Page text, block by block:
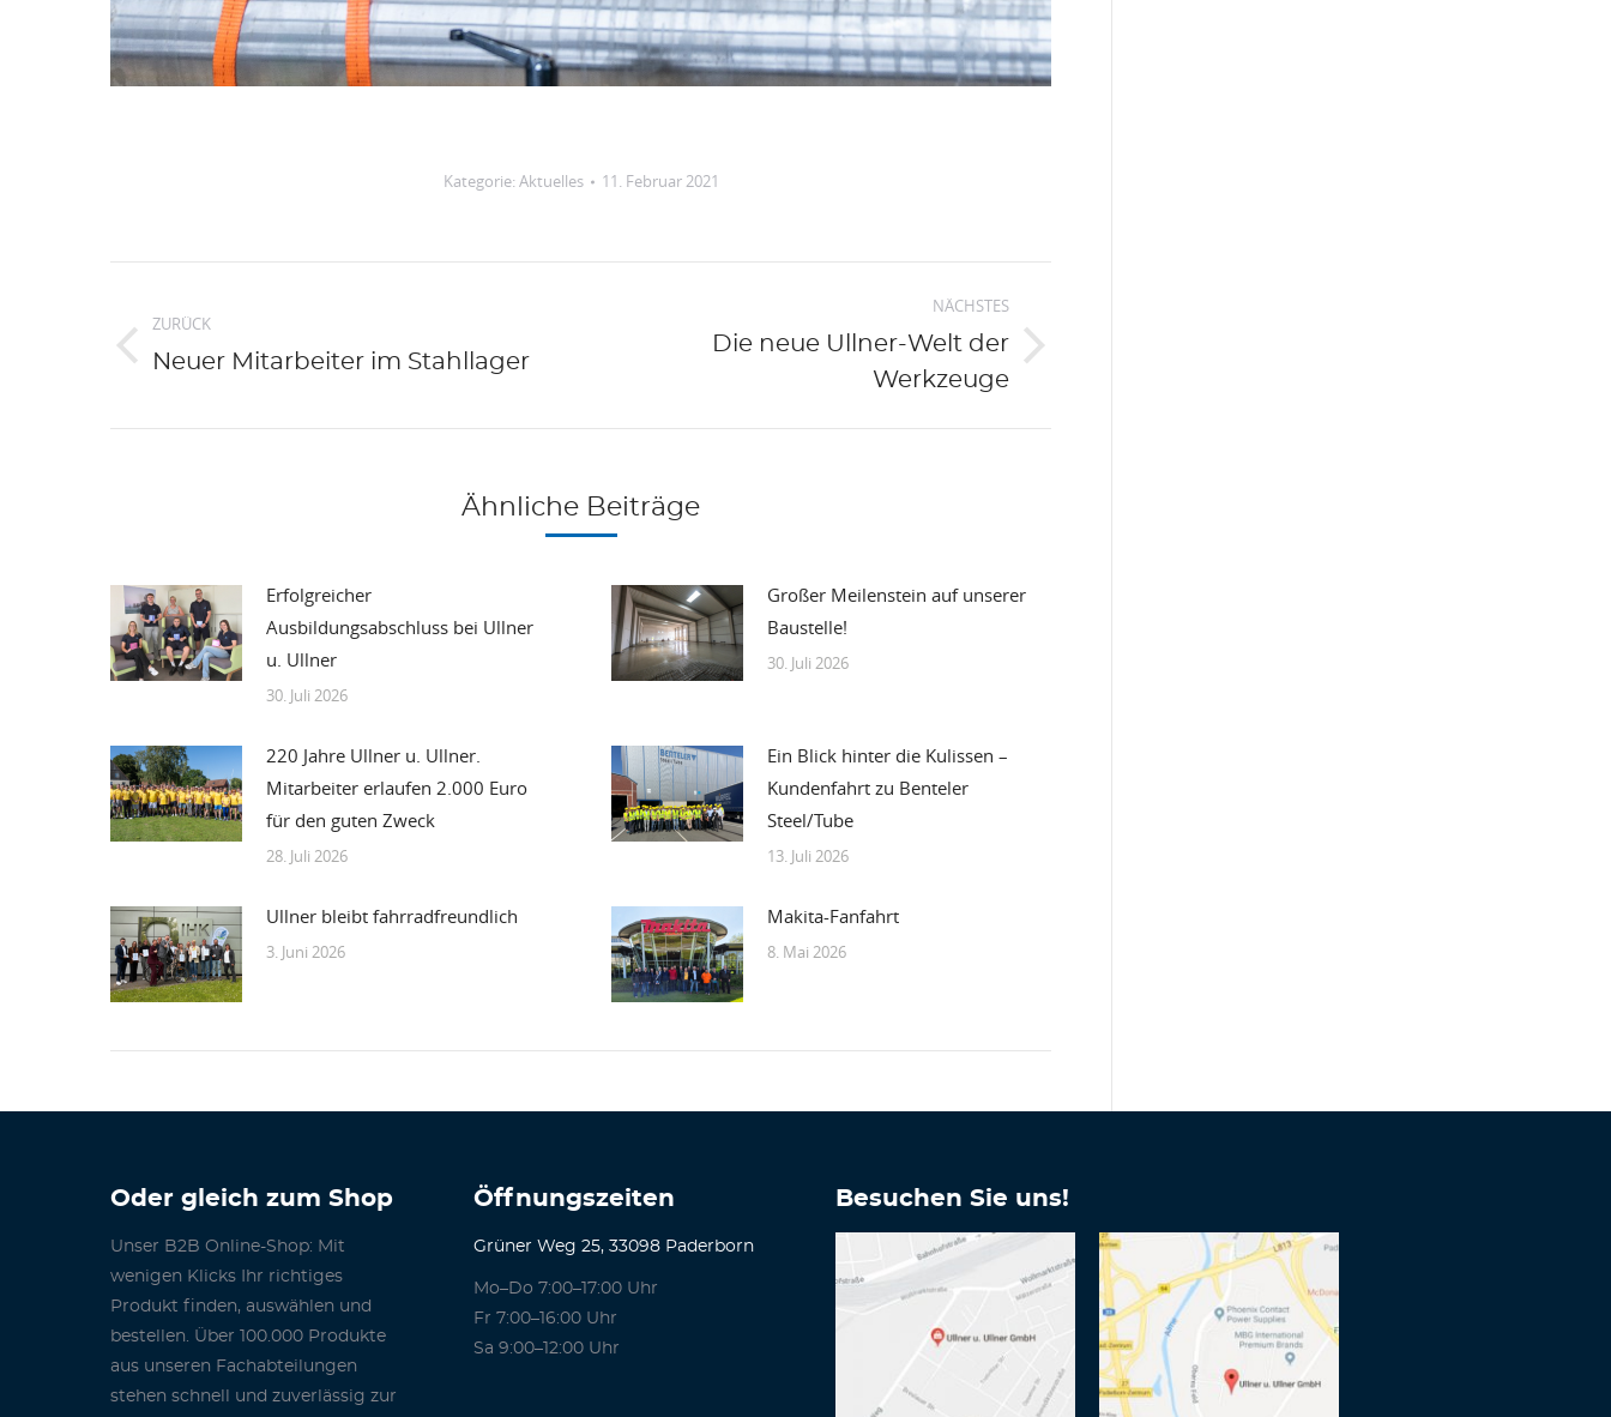
Kategorie:Aktuelles 11. Februar 2021
ZURÜCK
Vorheriger
Neuer Mitarbeiter im Stahllager
NÄCHSTES
Die neue Ullner-Welt der
Werkzeuge
Ähnliche Beiträge
Erfolgreicher
Ausbildungsabschluss bei Ullner
u. Ullner
30. Juli 2026
Großer Meilenstein auf unserer
Baustelle!
30. Juli 2026
220 Jahre Ullner u. Ullner.
Mitarbeiter erlaufen 2.000 Euro
für den guten Zweck
28. Juli 2026
Ein Blick hinter die Kulissen –
Kundenfahrt zu Benteler
Steel/Tube
13. Juli 2026
Ullner bleibt fahrradfreundlich
3. Juni 2026
Makita-Fanfahrt
8. Mai 2026
Oder gleich zum Shop
Unser B2B Online-Shop: Mit
wenigen Klicks Ihr richtiges
Produkt finden, auswählen und
bestellen. Über 100.000 Produkte
aus unseren Fachabteilungen
stehen schnell und zuverlässig zur
Öffnungszeiten
Grüner Weg 25, 33098 Paderborn
Mo–Do 7:00–17:00 Uhr
Fr 7:00–16:00 Uhr
Sa 9:00–12:00 Uhr
Besuchen Sie uns!